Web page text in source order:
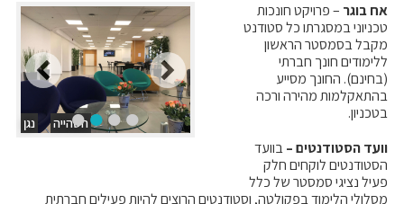
השהייה נגן
אח בוגר – פרויקט חונכות
טכניוני במסגרתו כל סטודנט
מקבל בסמסטר הראשון
ללימודים חונך חברתי
(בחינם). החונך מסייע
בהתאקלמות מהירה ורכה
בטכניון.
וועד הסטודנטים –בוועד
הסטודנטים לוקחים חלק
פעיל נציגי סמסטר של כלל
מסלולי הלימוד בפקולטה, וסטודנטים הרוצים להיות פעילים חברתית